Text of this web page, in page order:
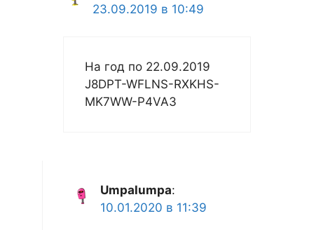
23.09.2019 в 10:49
На год по 22.09.2019
J8DPT-WFLNS-RXKHS-
MK7WW-P4VA3
Umpalumpa:
10.01.2020 в 11:39